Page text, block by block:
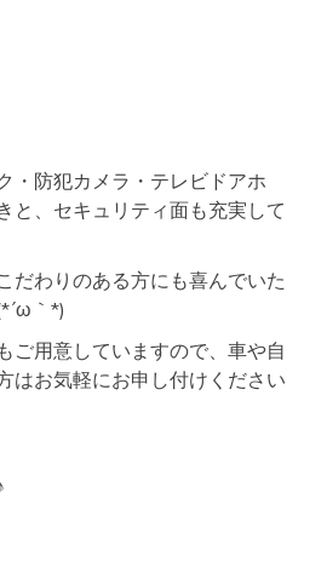
・防犯カメラ・テレビドアホ
と、セキュリティ面も充実して
だわりのある方にも喜んでいた
｀*)
ご用意していますので、車や自
はお気軽にお申し付けください